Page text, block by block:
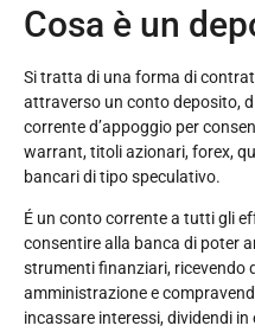
Cosa è un
Si tratta di una forma di
attraverso un conto deposito,
corrente d’appoggio per
warrant, titoli azionari, forex,
bancari di tipo speculativo.
É un conto corrente a tutti gli
consentire alla banca di poter
strumenti finanziari, ricevendo
amministrazione e
incassare interessi, dividendi